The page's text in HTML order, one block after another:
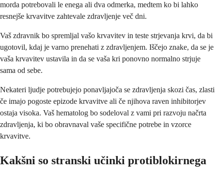
morda potrebovali le enega ali dva odmerka, medtem ko bi lahko
resnejše krvavitve zahtevale zdravljenje več dni.
Vaš zdravnik bo spremljal vašo krvavitev in teste strjevanja krvi, da bi
ugotovil, kdaj je varno prenehati z zdravljenjem. Iščejo znake, da se je
vaša krvavitev ustavila in da se vaša kri ponovno normalno strjuje
sama od sebe.
Nekateri ljudje potrebujejo ponavljajoča se zdravljenja skozi čas, zlasti
če imajo pogoste epizode krvavitve ali če njihova raven inhibitorjev
ostaja visoka. Vaš hematolog bo sodeloval z vami pri razvoju načrta
zdravljenja, ki bo obravnaval vaše specifične potrebe in vzorce
krvavitve.
Kakšni so stranski učinki protiblokirnega